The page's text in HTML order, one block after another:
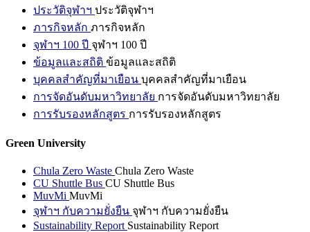
ประวัติจุฬาฯ ประวัติจุฬาฯ
ภารกิจหลัก ภารกิจหลัก
จุฬาฯ 100 ปี จุฬาฯ 100 ปี
ข้อมูลและสถิติ ข้อมูลและสถิติ
บุคคลสำคัญที่มาเยือน บุคคลสำคัญที่มาเยือน
การจัดอันดับมหาวิทยาลัย การจัดอันดับมหาวิทยาลัย
การรับรองหลักสูตร การรับรองหลักสูตร
Green University
Chula Zero Waste Chula Zero Waste
CU Shuttle Bus CU Shuttle Bus
MuvMi MuvMi
จุฬาฯ กับความยั่งยืน จุฬาฯ กับความยั่งยืน
Sustainability Report Sustainability Report